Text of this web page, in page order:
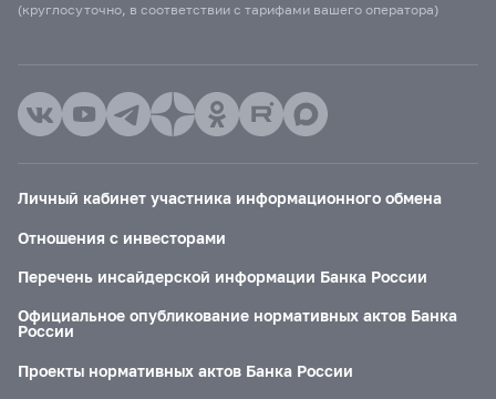
(круглосуточно, в соответствии с тарифами вашего оператора)
Личный кабинет участника информационного обмена
Отношения с инвесторами
Перечень инсайдерской информации Банка России
Официальное опубликование нормативных актов Банка
России
Проекты нормативных актов Банка России